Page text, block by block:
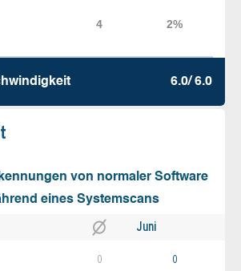
6.0/ 6.0
von normaler Software
eines Systemscans
Juni
0 0